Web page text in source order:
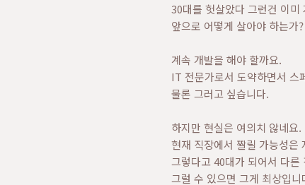
30대를 헛살았다 그런건 이
앞으로 어떻게 살아야 하는가?
계속 개발을 해야 할까요.
IT 전문가로서 도약하면서 스
물론 그러고 싶습니다.
하지만 현실은 여의치 않네요.
현재 직장에서 짤릴 가능성은
그렇다고 40대가 되어서 다
그럴 수 있으면 그게 최상입니